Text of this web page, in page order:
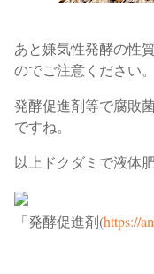
あと嫌気性発酵の性
のでご注意ください。
発酵促進剤等で腐敗
ですね。
以上ドクダミで液体
「発酵促進剤(https://